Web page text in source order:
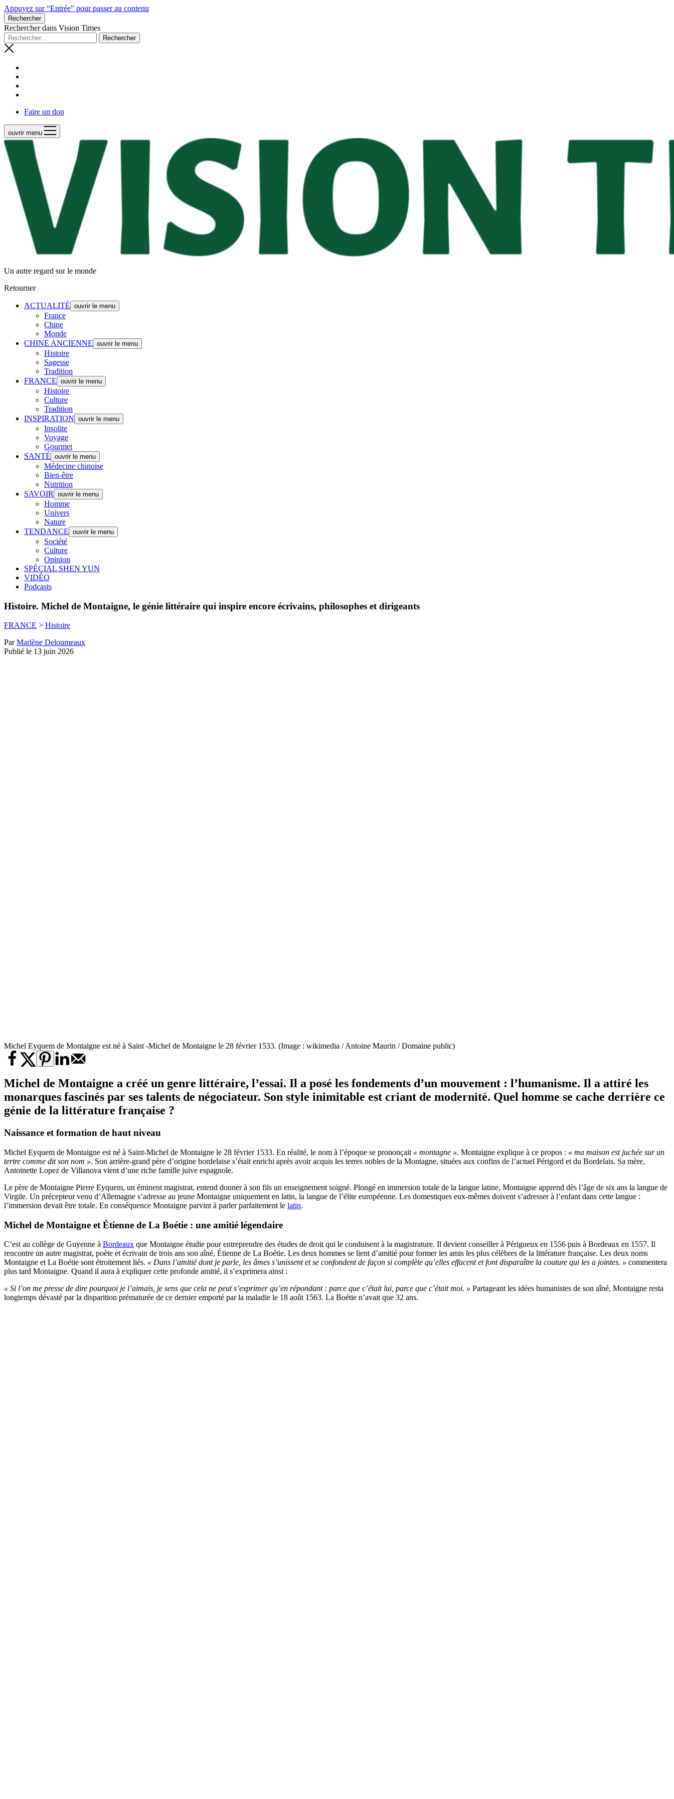
Appuyez sur “Entrée” pour passer au contenu
Rechercher
Rechercher dans Vision Times
Faire un don
ouvrir menu
Un autre regard sur le monde
Retourner
ACTUALITÉ ouvrir le menu
France
Chine
Monde
CHINE ANCIENNE ouvrir le menu
Histoire
Sagesse
Tradition
FRANCE ouvrir le menu
Histoire
Culture
Tradition
INSPIRATION ouvrir le menu
Insolite
Voyage
Gourmet
SANTÉ ouvrir le menu
Médecine chinoise
Bien-être
Nutrition
SAVOIR
ouvrir le menu
Homme
Univers
Nature
TENDANCE ouvrir le menu
Société
Culture
Opinion
SPÉCIAL SHEN YUN
VIDÉO
Podcasts
Histoire. Michel de Montaigne, le génie littéraire qui inspire encore écrivains, philosophes et dirigeants
FRANCE > Histoire
ParMarlène Deloumeaux
Publié le 13 juin 2026
Michel Eyquem de Montaigne est né à Saint -Michel de Montaigne le 28 février 1533. (Image : wikimedia / Antoine Maurin / Domaine public)
Michel de Montaigne a créé un genre littéraire, l’essai. Il a posé les fondements d’un mouvement : l’humanisme. Il a attiré les
monarques fascinés par ses talents de négociateur. Son style inimitable est criant de modernité. Quel homme se cache derrière ce
génie de la littérature française ?
Naissance et formation de haut niveau
Michel Eyquem de Montaigne est né à Saint-Michel de Montaigne le 28 février 1533. En réalité, le nom à l’époque se prononçait « montagne ». Montaigne explique à ce propos : « ma maison est juchée sur un
tertre comme dit son nom ». Son arrière-grand père d’origine bordelaise s’était enrichi après avoir acquis les terres nobles de la Montagne, situées aux confins de l’actuel Périgord et du Bordelais. Sa mère,
Antoinette Lopez de Villanova vient d’une riche famille juive espagnole.
Le père de Montaigne Pierre Eyquem, un éminent magistrat, entend donner à son fils un enseignement soigné. Plongé en immersion totale de la langue latine, Montaigne apprend dès l’âge de six ans la langue de
Virgile. Un précepteur venu d’Allemagne s’adresse au jeune Montaigne uniquement en latin, la langue de l’élite européenne. Les domestiques eux-mêmes doivent s’adresser à l’enfant dans cette langue :
l’immersion devait être totale. En conséquence Montaigne parvint à parler parfaitement le latin.
Michel de Montaigne et Étienne de La Boétie : une amitié légendaire
C’est au collège de Guyenne à Bordeaux que Montaigne étudie pour entreprendre des études de droit qui le conduisent à la magistrature. Il devient conseiller à Périgueux en 1556 puis à Bordeaux en 1557. Il
rencontre un autre magistrat, poète et écrivain de trois ans son aîné, Étienne de La Boétie. Les deux hommes se lient d’amitié pour former les amis les plus célèbres de la littérature française. Les deux noms
Montaigne et La Boétie sont étroitement liés. « Dans l’amitié dont je parle, les âmes s’unissent et se confondent de façon si complète qu’elles effacent et font disparaître la couture qui les a jointes. » commentera
plus tard Montaigne. Quand il aura à expliquer cette profonde amitié, il s’exprimera ainsi :
« Si l’on me presse de dire pourquoi je l’aimais, je sens que cela ne peut s’exprimer qu’en répondant : parce que c’était lui, parce que c’était moi. » Partageant les idées humanistes de son aîné, Montaigne resta
longtemps dévasté par la disparition prématurée de ce dernier emporté par la maladie le 18 août 1563. La Boétie n’avait que 32 ans.